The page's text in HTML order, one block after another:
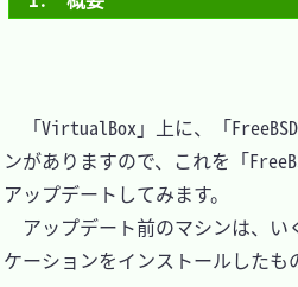
「VirtualBox」上に、「
ンがありますので、これを「
アップデートしてみます。
アップデート前のマシンは、い
ケーションをインストールしたも